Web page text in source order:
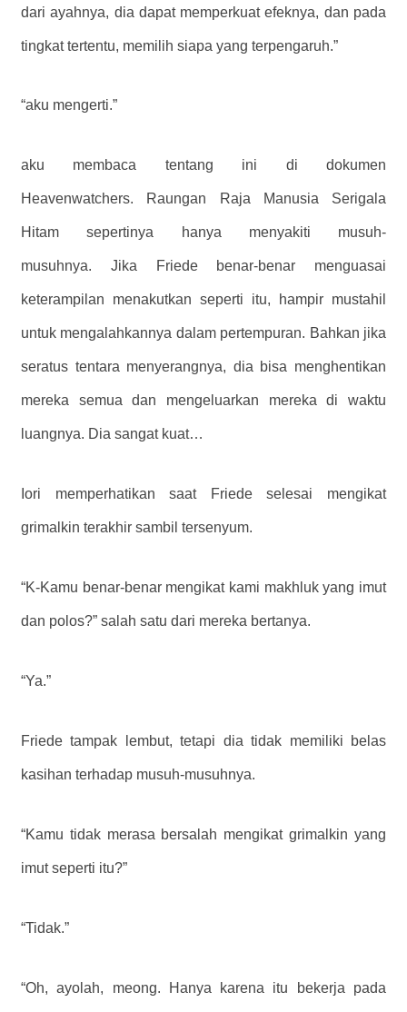
dari ayahnya, dia dapat memperkuat efeknya, dan pada
tingkat tertentu, memilih siapa yang terpengaruh.”
“aku mengerti.”
aku membaca tentang ini di dokumen
Heavenwatchers. Raungan Raja Manusia Serigala
Hitam sepertinya hanya menyakiti musuh-
musuhnya. Jika Friede benar-benar menguasai
keterampilan menakutkan seperti itu, hampir mustahil
untuk mengalahkannya dalam pertempuran. Bahkan jika
seratus tentara menyerangnya, dia bisa menghentikan
mereka semua dan mengeluarkan mereka di waktu
luangnya. Dia sangat kuat…
Iori memperhatikan saat Friede selesai mengikat
grimalkin terakhir sambil tersenyum.
“K-Kamu benar-benar mengikat kami makhluk yang imut
dan polos?” salah satu dari mereka bertanya.
“Ya.”
Friede tampak lembut, tetapi dia tidak memiliki belas
kasihan terhadap musuh-musuhnya.
“Kamu tidak merasa bersalah mengikat grimalkin yang
imut seperti itu?”
“Tidak.”
“Oh, ayolah, meong. Hanya karena itu bekerja pada